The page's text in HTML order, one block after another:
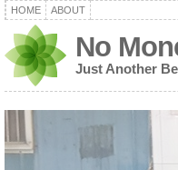
HOME ABOUT
No
Just Another